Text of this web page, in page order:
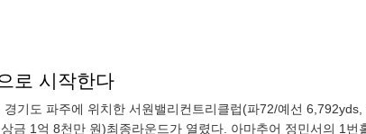
로 시작한다
기도 파주에 위치한 서원밸리컨트리클럽(파72/예선
금 1억 8천만 원)최종라운드가 열렸다. 아마추어 정민서의 1번